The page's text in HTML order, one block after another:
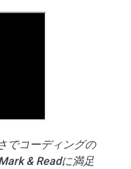
でコーディングの
& Readに満足